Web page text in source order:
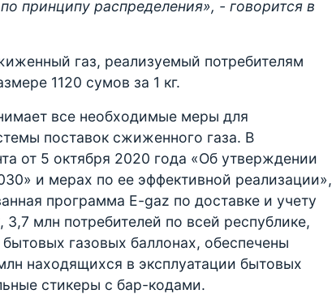
принципу распределения», - говорится в
газ, реализуемый потребителям
1120 сумов за 1 кг.
все необходимые меры для
поставок сжиженного газа. В
от 5 октября 2020 года «Об утверждении
и мерах по ее эффективной реализации»,
программа E-gaz по доставке и учету
млн потребителей по всей республике,
газовых баллонах, обеспечены
находящихся в эксплуатации бытовых
стикеры с бар-кодами.